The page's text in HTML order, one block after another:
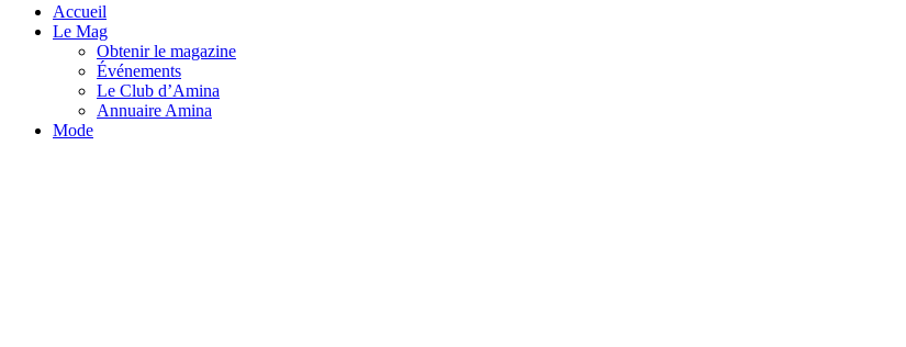
Accueil
Le Mag
Obtenir le magazine
Événements
Le Club d’Amina
Annuaire Amina
Mode